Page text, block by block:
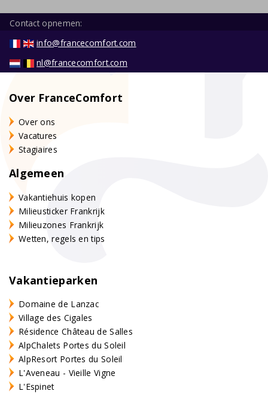
Contact opnemen:
info@francecomfort.com
nl@francecomfort.com
Over FranceComfort
Over ons
Vacatures
Stagiaires
Algemeen
Vakantiehuis kopen
Milieusticker Frankrijk
Milieuzones Frankrijk
Wetten, regels en tips
Vakantieparken
Domaine de Lanzac
Village des Cigales
Résidence Château de Salles
AlpChalets Portes du Soleil
AlpResort Portes du Soleil
L'Aveneau - Vieille Vigne
L'Espinet